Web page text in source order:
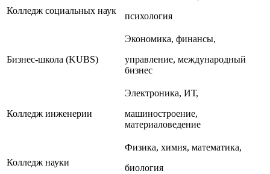
Колледж социальных наук
психология
Бизнес-школа (KUBS)
Экономика, финансы,
управление, международный
бизнес
Колледж инженерии
Электроника, ИТ,
машиностроение,
материаловедение
Колледж науки
Физика, химия, математика,
биология